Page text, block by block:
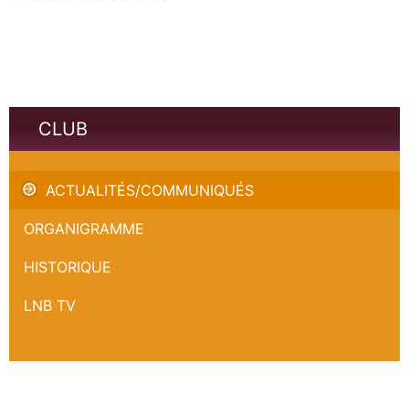
CLUB
ACTUALITÉS/COMMUNIQUÉS
ORGANIGRAMME
HISTORIQUE
LNB TV